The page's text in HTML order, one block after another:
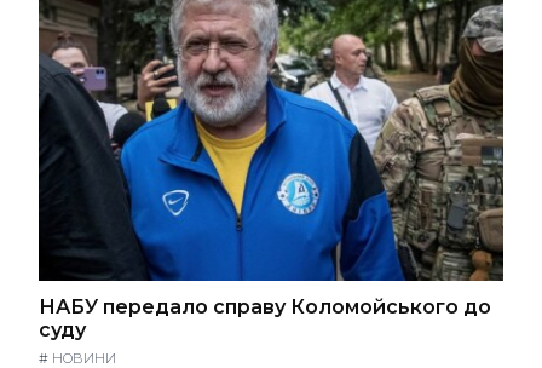
НАБУ передало справу Коломойського до
суду
# НОВИНИ